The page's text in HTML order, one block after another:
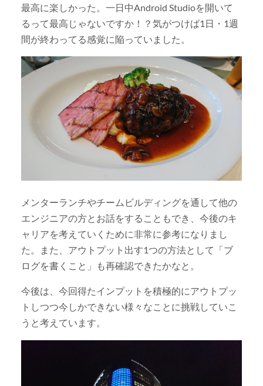
最高に楽しかった。一日中Android Studioを開いて
るって最高じゃないですか！？気がつけば1日・1週
間が終わってる感覚に陥っていました。
メンターランチやチームビルディングを通して他の
エンジニアの方とお話をすることもでき、今後のキ
ャリアを考えていくために非常に参考になりまし
た。また、アウトプット出す1つの方法として「ブ
ログを書くこと」も再確認できたかなと。
今後は、今回得たインプットを積極的にアウトプッ
トしつつ今しかできない様々なことに挑戦していこ
うと考えています。